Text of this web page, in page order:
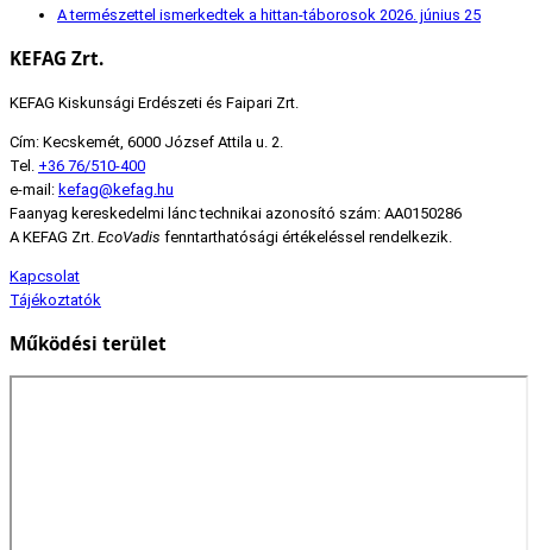
A természettel ismerkedtek a hittan-táborosok 2026. június 25
KEFAG Zrt.
KEFAG Kiskunsági Erdészeti és Faipari Zrt.
Cím: Kecskemét, 6000 József Attila u. 2.
Tel. +36 76/510-400
e-mail: kefag@kefag.hu
Faanyag kereskedelmi lánc technikai azonosító szám: AA0150286
A KEFAG Zrt. EcoVadis fenntarthatósági értékeléssel rendelkezik.
Kapcsolat
Tájékoztatók
Működési terület